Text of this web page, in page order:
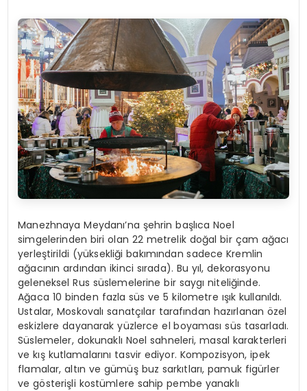
Manezhnaya Meydanı’na şehrin başlıca Noel
simgelerinden biri olan 22 metrelik doğal bir çam ağacı
yerleştirildi (yüksekliği bakımından sadece Kremlin
ağacının ardından ikinci sırada). Bu yıl, dekorasyonu
geleneksel Rus süslemelerine bir saygı niteliğinde.
Ağaca 10 binden fazla süs ve 5 kilometre ışık kullanıldı.
Ustalar, Moskovalı sanatçılar tarafından hazırlanan özel
eskizlere dayanarak yüzlerce el boyaması süs tasarladı.
Süslemeler, dokunaklı Noel sahneleri, masal karakterleri
ve kış kutlamalarını tasvir ediyor. Kompozisyon, ipek
flamalar, altın ve gümüş buz sarkıtları, pamuk figürler
ve gösterişli kostümlere sahip pembe yanaklı